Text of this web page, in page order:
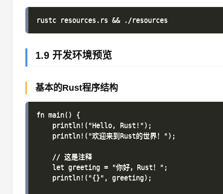
1.9 开发环境预览
基本的Rust程序结构
fn main() {
    println!("Hello, Rust!");
    println!("欢迎来到Rust的世界！");
    // 这是注释
    let greeting = "你好，Rust！";
    println!("{}", greeting);